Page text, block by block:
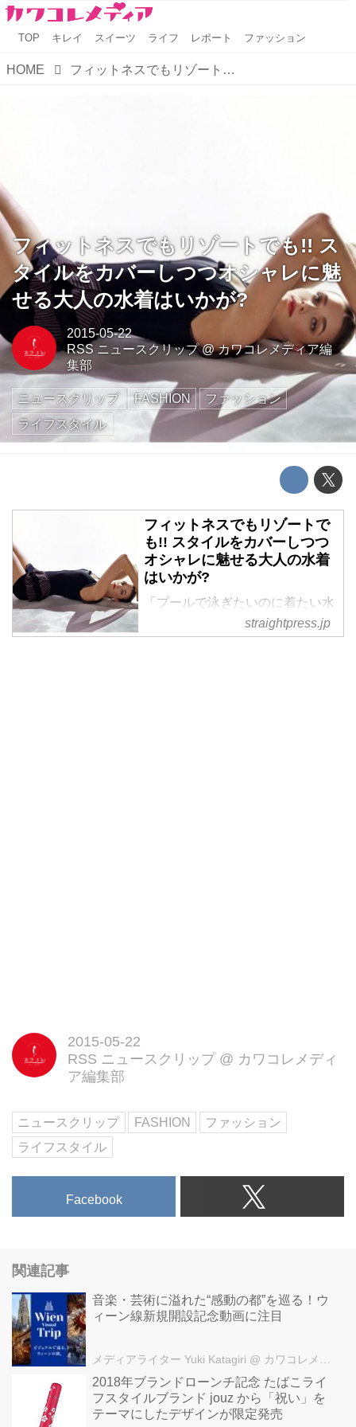
TOP キレイ スイーツ ライフ レポート ファッション
HOME フィットネスでもリゾートでも!! スタイルをカバーしつつオシャレに魅せる大人の水着はいかが?
フィットネスでもリゾートでも!! ス
タイルをカバーしつつオシャレに魅
せる大人の水着はいかが?
2015-05-22
RSS ニュースクリップ@カワコレメディア編
集部
ニュースクリップ FASHION
ファッション
ライフスタイル
フィットネスでもリゾートで
も!! スタイルをカバーしつつ
オシャレに魅せる大人の水着
はいかが?
「プールで泳ぎたいのに着たい水
着がない」「ボディラインに自信
がない」「なんでもっと可愛い水
straightpress.jp
2015-05-22
RSS ニュースクリップ @ カワコレメディ
ア編集部
ニュースクリップ FASHION
ファッション
ライフスタイル
Facebook
関連記事
音楽・芸術に溢れた“感動の都”を巡る！ウ
ィーン線新規開設記念動画に注目
メディアライター Yuki Katagiri @ カワコレメディア編集部
2018年ブランドローンチ記念 たばこライ
フスタイルブランド jouz から「祝い」を
テーマにしたデザインが限定発売